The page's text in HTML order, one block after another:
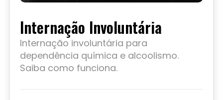
Internação Involuntária
Internação involuntária para
dependência química e alcoolismo.
Saiba como funciona.